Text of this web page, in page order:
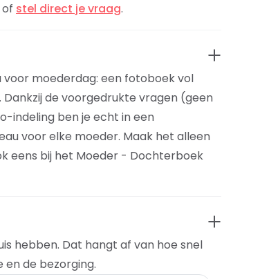
of stel direct je vraag.
moederdag: een fotoboek vol
de voorgedrukte vragen (geen
indeling ben je echt in een
voor elke moeder. Maak het alleen
eens bij het Moeder - Dochterboek
hebben. Dat hangt af van hoe snel
de bezorging.